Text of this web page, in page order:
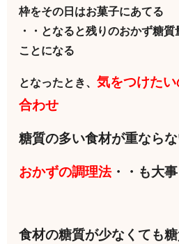
枠をその日はお菓子にあてる
・・となると残りのおかず糖
ことになる
となったとき、気をつけた
合わせ
糖質の多い食材が重なら
おかずの調理法・・も大事
食材の糖質が少なくても